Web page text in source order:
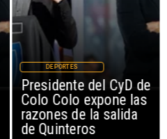
Presidente del CyD de
Colo Colo expone las
razones de la salida
de Quinteros
DEPORTES